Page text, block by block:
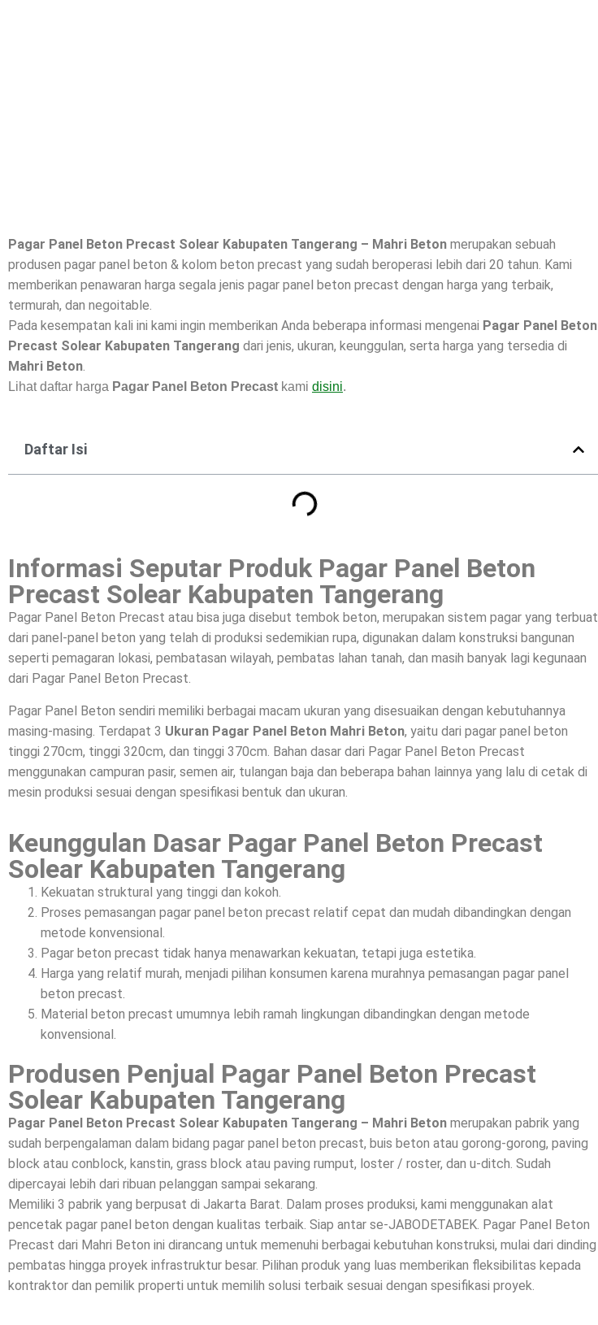
Pagar Panel Beton Precast Solear Kabupaten Tangerang – Mahri Beton merupakan sebuah
produsen pagar panel beton & kolom beton precast yang sudah beroperasi lebih dari 20 tahun. Kami
memberikan penawaran harga segala jenis pagar panel beton precast dengan harga yang terbaik,
termurah, dan negoitable.
Pada kesempatan kali ini kami ingin memberikan Anda beberapa informasi mengenai Pagar Panel Beton
Precast Solear Kabupaten Tangerang dari jenis, ukuran, keunggulan, serta harga yang tersedia di
Mahri Beton.
Lihat daftar harga Pagar Panel Beton Precast kami disini.
Daftar Isi
Informasi Seputar Produk Pagar Panel Beton
Precast Solear Kabupaten Tangerang
Pagar Panel Beton Precast atau bisa juga disebut tembok beton, merupakan sistem pagar yang terbuat
dari panel-panel beton yang telah di produksi sedemikian rupa, digunakan dalam konstruksi bangunan
seperti pemagaran lokasi, pembatasan wilayah, pembatas lahan tanah, dan masih banyak lagi kegunaan
dari Pagar Panel Beton Precast.
Pagar Panel Beton sendiri memiliki berbagai macam ukuran yang disesuaikan dengan kebutuhannya
masing-masing. Terdapat 3 Ukuran Pagar Panel Beton Mahri Beton, yaitu dari pagar panel beton
tinggi 270cm, tinggi 320cm, dan tinggi 370cm. Bahan dasar dari Pagar Panel Beton Precast
menggunakan campuran pasir, semen air, tulangan baja dan beberapa bahan lainnya yang lalu di cetak di
mesin produksi sesuai dengan spesifikasi bentuk dan ukuran.
Keunggulan Dasar Pagar Panel Beton Precast
Solear Kabupaten Tangerang
Kekuatan struktural yang tinggi dan kokoh.
Proses pemasangan pagar panel beton precast relatif cepat dan mudah dibandingkan dengan
metode konvensional.
Pagar beton precast tidak hanya menawarkan kekuatan, tetapi juga estetika.
Harga yang relatif murah, menjadi pilihan konsumen karena murahnya pemasangan pagar panel
beton precast.
Material beton precast umumnya lebih ramah lingkungan dibandingkan dengan metode
konvensional.
Produsen Penjual Pagar Panel Beton Precast
Solear Kabupaten Tangerang
Pagar Panel Beton Precast Solear Kabupaten Tangerang – Mahri Beton merupakan pabrik yang
sudah berpengalaman dalam bidang pagar panel beton precast, buis beton atau gorong-gorong, paving
block atau conblock, kanstin, grass block atau paving rumput, loster / roster, dan u-ditch. Sudah
dipercayai lebih dari ribuan pelanggan sampai sekarang.
Memiliki 3 pabrik yang berpusat di Jakarta Barat. Dalam proses produksi, kami menggunakan alat
pencetak pagar panel beton dengan kualitas terbaik. Siap antar se-JABODETABEK. Pagar Panel Beton
Precast dari Mahri Beton ini dirancang untuk memenuhi berbagai kebutuhan konstruksi, mulai dari dinding
pembatas hingga proyek infrastruktur besar. Pilihan produk yang luas memberikan fleksibilitas kepada
kontraktor dan pemilik properti untuk memilih solusi terbaik sesuai dengan spesifikasi proyek.